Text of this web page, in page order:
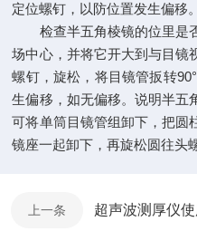
定位螺钉，以防位置发生偏移。
检查半五角棱镜的位里是
场中心，并将它开大到与目镜
螺钉，旋松，将目镜管扳转
生偏移，如无偏移。说明半五
可将单筒目镜管组卸下，把圆
镜座一起卸下，再旋松圆往头
上一条 超声波测厚仪使